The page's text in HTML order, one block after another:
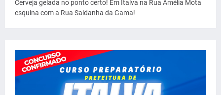
Cerveja gelada no ponto certo! Em Italva na Rua Amélia Mota
esquina com a Rua Saldanha da Gama!